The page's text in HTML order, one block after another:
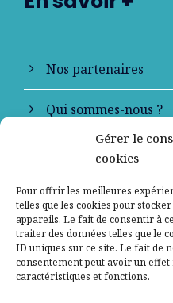
Gérer le
cookies
Pour offrir les meilleures
telles que les cookies pour
appareils. Le fait de consentir à
traiter des données telles que le
ID uniques sur ce site. Le fait de
consentement peut avoir un
caractéristiques et fonctions.
Nos partenaires
Qui sommes-nous ?
Contactez-nous
Mentions légales
Politique de